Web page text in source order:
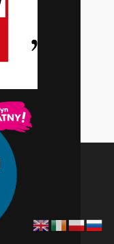
jakość
ciasteczek
Zamknij panel